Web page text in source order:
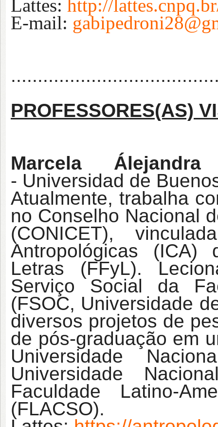
Lattes: http://
E-mail:
PROFESSORES(AS)
Marcela
- Universidad de
Atualmente, trabalha
no Conselho Nacional
(CONICET),
Antropológicas
Letras (FFyL).
Serviço Social da
(FSOC, Universidade
diversos projetos de
de pós-graduação em
Universidade
Universidade
Faculdade Latino-
(FLACSO).